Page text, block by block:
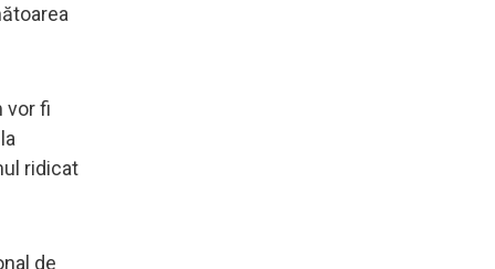
vor fi
ridicat
de